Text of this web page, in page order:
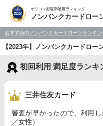
オリコン顧客満足度ランキング
ノンバンクカードロー
おすすめのノンバンクカードローンランキン
【2023年】ノンバンクカードロ
初回利用 満足度ランキ
三井住友カード
審査が早かったので、利用
／女性）